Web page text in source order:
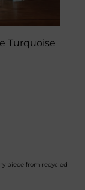
Turquoise
piece from recycled